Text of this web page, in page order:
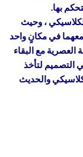
بها.
، وحيث
جمعهما في مكانٍ واحد
مع البقاء
التصميم لتأخذ
والحديث